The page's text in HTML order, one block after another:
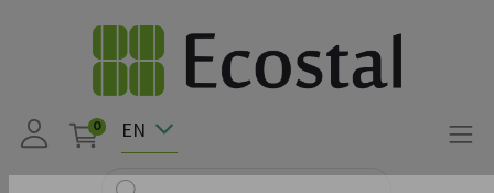
0 EN